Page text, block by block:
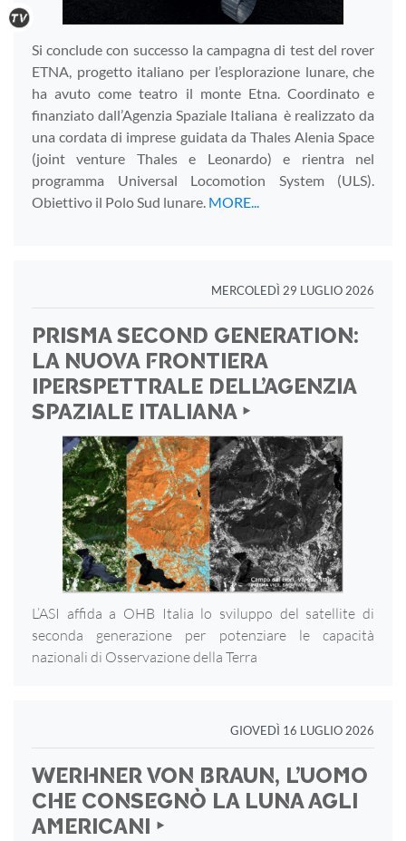
Si conclude con successo la campagna di test del rover
ETNA, progetto italiano per l’esplorazione lunare, che
ha avuto come teatro il monte Etna. Coordinato e
finanziato dall’Agenzia Spaziale Italiana è realizzato da
una cordata di imprese guidata da Thales Alenia Space
(joint venture Thales e Leonardo) e rientra nel
programma Universal Locomotion System (ULS).
Obiettivo il Polo Sud lunare. MORE...
MERCOLEDÌ 29 LUGLIO 2026
PRISMA SECOND GENERATION:
LA NUOVA FRONTIERA
IPERSPETTRALE DELL’AGENZIA
SPAZIALE ITALIANA ‣
L’ASI affida a OHB Italia lo sviluppo del satellite di
seconda generazione per potenziare le capacità
nazionali di Osservazione della Terra
GIOVEDÌ 16 LUGLIO 2026
WERHNER VON BRAUN, L’UOMO
CHE CONSEGNÒ LA LUNA AGLI
AMERICANI ‣